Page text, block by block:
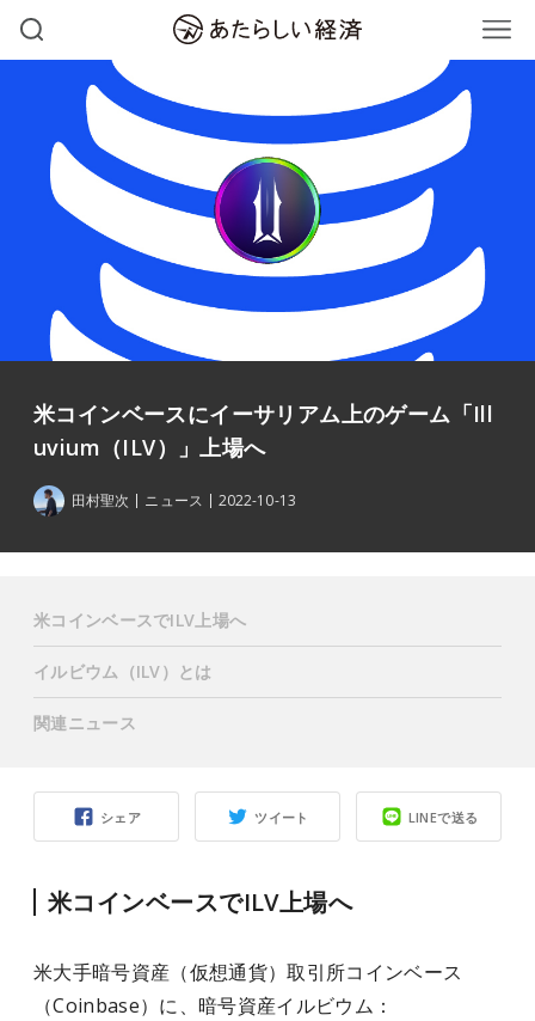
米コインベースにイーサリアム上のゲーム「Ill
uvium（ILV）」上場へ
田村聖次 ニュース 2022-10-13
シェア ツイート LINEで送る
米コインベースでILV上場へ
米大手暗号資産（仮想通貨）取引所コインベース
（Coinbase）に、暗号資産イルビウム：
米コインベースでILV上場へ
イルビウム（ILV）とは
関連ニュース